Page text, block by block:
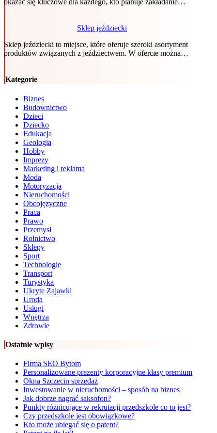
okazać się kluczowe dla każdego, kto planuje zakładanie…
Sklep jeździecki
Sklep jeździecki to miejsce, które oferuje szeroki asortyment
produktów związanych z jeździectwem. W ofercie można…
Kategorie
Biznes
Budownictwo
Dzieci
Dziecko
Edukacja
Geologia
Hobby
Imprezy
Marketing i reklama
Moda
Motoryzacja
Nieruchomości
Obcojęzyczne
Praca
Prawo
Przemysł
Rolnictwo
Sklepy
Sport
Technologie
Transport
Turystyka
Ukryte Zajawki
Uroda
Usługi
Wnętrza
Zdrowie
Ostatnie wpisy
Firma SEO Bytom
Personalizowane prezenty korporacyjne klasy premium
Okna Szczecin sprzedaż
Inwestowanie w nieruchomości – sposób na biznes
Jak dobrze nagrać saksofon?
Punkty różnicujące w rekrutacji przedszkole co to jest?
Czy przedszkole jest obowiązkowe?
Kto może ubiegać się o patent?